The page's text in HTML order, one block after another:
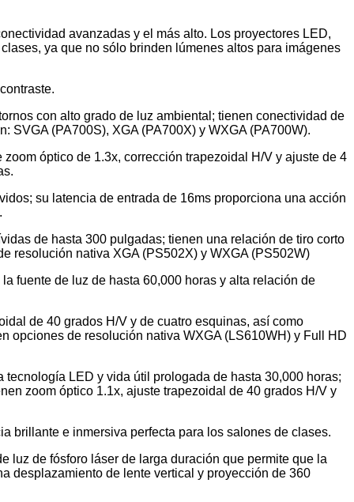
avanzadas y el más alto. Los proyectores LED,
ya que no sólo brinden lúmenes altos para imágenes
con alto grado de luz ambiental; tienen conectividad de
SVGA (PA700S), XGA (PA700X) y WXGA (PA700W).
óptico de 1.3x, corrección trapezoidal H/V y ajuste de 4
su latencia de entrada de 16ms proporciona una acción
de hasta 300 pulgadas; tienen una relación de tiro corto
resolución nativa XGA (PS502X) y WXGA (PS502W)
fuente de luz de hasta 60,000 horas y alta relación de
de 40 grados H/V y de cuatro esquinas, así como
opciones de resolución nativa WXGA (LS610WH) y Full HD
LED y vida útil prologada de hasta 30,000 horas;
zoom óptico 1.1x, ajuste trapezoidal de 40 grados H/V y
brillante e inmersiva perfecta para los salones de clases.
luz de fósforo láser de larga duración que permite que la
desplazamiento de lente vertical y proyección de 360